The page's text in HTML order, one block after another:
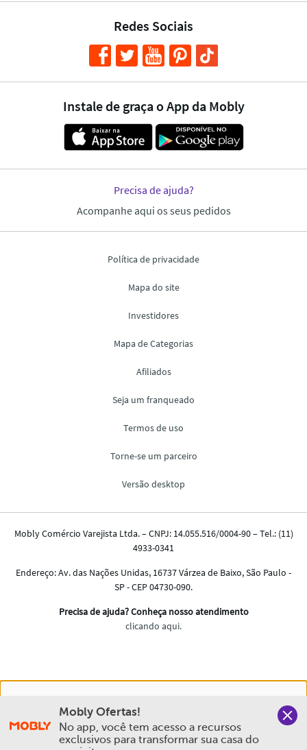
experiência na Mobly. Quando você navega no nosso site,
aceita esta condição
Mobly Ofertas!
No app, você tem acesso a recursos
exclusivos para transformar sua casa do